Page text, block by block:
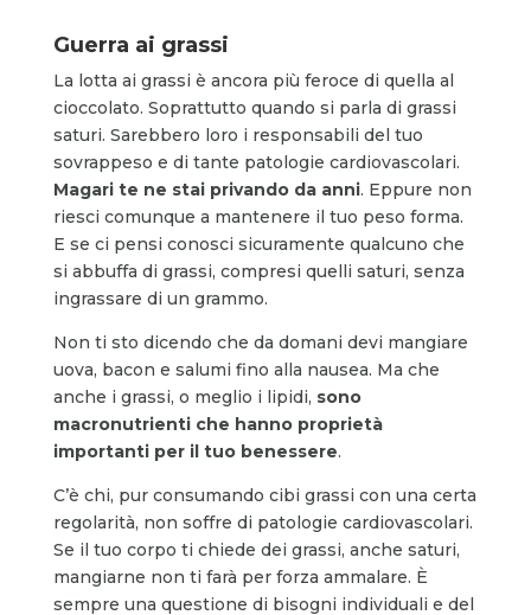
Guerra ai grassi
La lotta ai grassi è ancora più feroce di quella al
cioccolato. Soprattutto quando si parla di grassi
saturi. Sarebbero loro i responsabili del tuo
sovrappeso e di tante patologie cardiovascolari.
Magari te ne stai privando da anni. Eppure non
riesci comunque a mantenere il tuo peso forma.
E se ci pensi conosci sicuramente qualcuno che
si abbuffa di grassi, compresi quelli saturi, senza
ingrassare di un grammo.
Non ti sto dicendo che da domani devi mangiare
uova, bacon e salumi fino alla nausea. Ma che
anche i grassi, o meglio i lipidi, sono
macronutrienti che hanno proprietà
importanti per il tuo benessere.
C’è chi, pur consumando cibi grassi con una certa
regolarità, non soffre di patologie cardiovascolari.
Se il tuo corpo ti chiede dei grassi, anche saturi,
mangiarne non ti farà per forza ammalare. È
sempre una questione di bisogni individuali e del